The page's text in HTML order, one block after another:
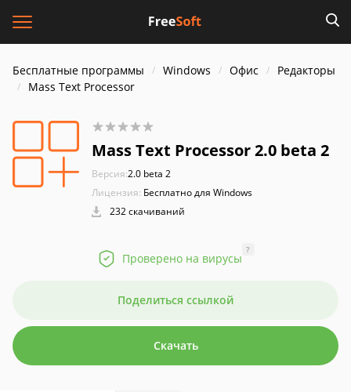
Бесплатные программы Windows Офис
Редакторы
Mass Text Processor
Mass Text Processor 2.0 beta 2
Версия:2.0 beta 2
Лицензия: Бесплатно для Windows
232 скачиваний
Проверено на вирусы
?
Поделиться ссылкой
Скачать